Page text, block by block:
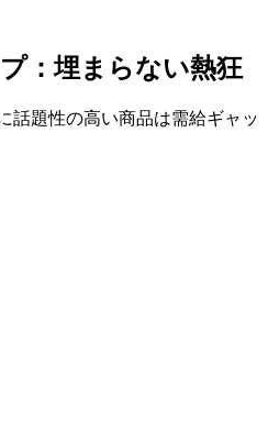
：埋まらない熱狂
話題性の高い商品は需給ギャッ